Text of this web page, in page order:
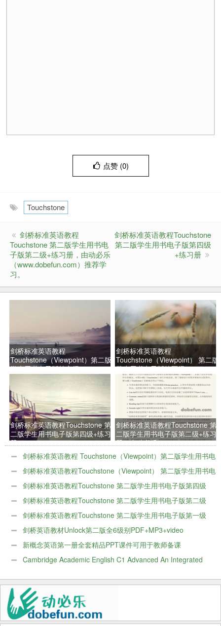
点赞 (0)
Touchstone
剑桥标准英语教程
Touchstone 第二版学生用书电
子版第二级+练习册，由动必乐
（www.dobefun.com）推荐学
习。
剑桥标准英语教程Touchstone
第二版学生用书电子版第四级
+练习册
剑桥标准英语教程
Touchstone（Viewpoint）第二版
学生用书电子版第六级
剑桥标准英语教程
Touchstone（Viewpoint） 第二版
学生用书电子版第五级
剑桥标准英语教程Touchstone 第
二版学生用书电子版第四级+练习
册
剑桥标准英语教程Touchstone 第
二版学生用书电子版第二级+练习
册，由动必乐
（www.dobefun.com）推荐学
习。
剑桥标准英语教程 Touchstone（Viewpoint）第二版学生用书电
子版第六级
剑桥标准英语教程Touchstone（Viewpoint） 第二版学生用书电
子版第五级
剑桥标准英语教程Touchstone 第二版学生用书电子版第四级
+练习册剑桥标准英语教程Touchstone 第二版学生用书电子版第二级
+练习册，由动必乐（www.dobefun.com）推荐学习。
剑桥标准英语教程Touchstone 第二版学生用书电子版第一级
+练习册网盘
剑桥英语教材Unlock第二版全6级别PDF+MP3+video
新概念英语第一册全套精品PPT课件可用于教师备课
Cambridge Academic English C1 Advanced An Integrated